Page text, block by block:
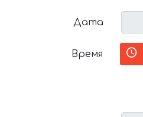
Дата
Время